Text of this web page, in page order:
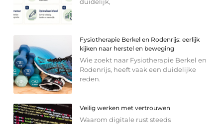
Fysiotherapie Berkel en Rodenrijs: eerlijk
kijken naar herstel en beweging
Wie zoekt naar Fysiotherapie Berkel en
Rodenrijs, heeft vaak een duidelijke
reden.
Veilig werken met vertrouwen
Waarom digitale rust steeds